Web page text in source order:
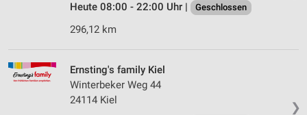
Heute 08:00 - 22:00 Uhr |
Geschlossen
296,12 km
❯
Ernsting's family Kiel
Winterbeker Weg 44
24114 Kiel